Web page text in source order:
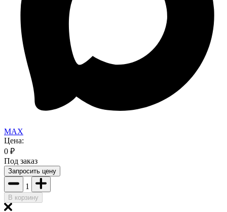
MAX
Цена:
0 ₽
Под заказ
Запросить цену
1
В корзину